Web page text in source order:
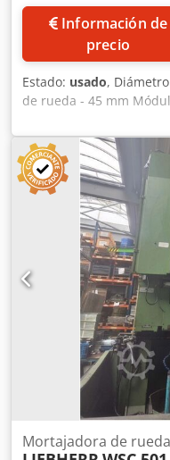
Información de
precio
Estado: usado,
de rueda - 45 mm
Longitud de carrera -
MK 4 Diámetro de la
mm Velocidad de
avance 0,008 - 0,4 mm/
2,30 x 1,50 x 2,36 m
máquina aprox. 2.500
cremallera y piñón
construcción: aprox.
Mortajadora de